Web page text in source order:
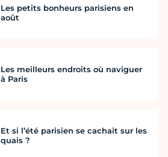
Les petits bonheurs parisiens en
août
Les meilleurs endroits où naviguer
à Paris
Et si l’été parisien se cachait sur les
quais ?